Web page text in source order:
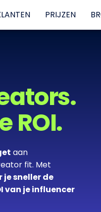
PRIJZEN
ROI.
aan
fit. Met
sneller de
van je influencer